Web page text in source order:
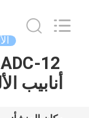
المنزل
أنابيب